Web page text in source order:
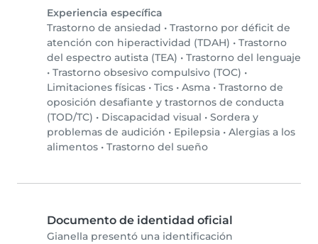
Experiencia específica
Trastorno de ansiedad • Trastorno por déficit de
atención con hiperactividad (TDAH) • Trastorno
del espectro autista (TEA) • Trastorno del lenguaje
• Trastorno obsesivo compulsivo (TOC) •
Limitaciones físicas • Tics • Asma • Trastorno de
oposición desafiante y trastornos de conducta
(TOD/TC) • Discapacidad visual • Sordera y
problemas de audición • Epilepsia • Alergias a los
alimentos • Trastorno del sueño
Documento de identidad oficial
Gianella presentó una identificación